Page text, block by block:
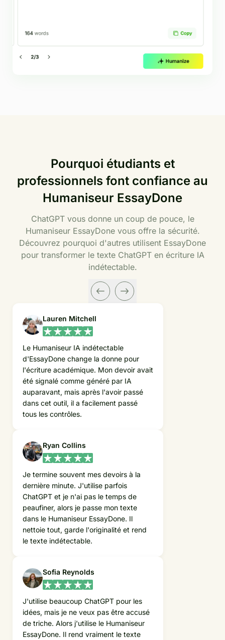
Pourquoi étudiants et
professionnels font confiance au
Humaniseur EssayDone
ChatGPT vous donne un coup de pouce, le
Humaniseur EssayDone vous offre la sécurité.
Découvrez pourquoi d'autres utilisent EssayDone
pour transformer le texte ChatGPT en écriture IA
indétectable.
Lauren Mitchell
Le Humaniseur IA indétectable
d'EssayDone change la donne pour
l'écriture académique. Mon devoir avait
été signalé comme généré par IA
auparavant, mais après l'avoir passé
dans cet outil, il a facilement passé
tous les contrôles.
Ryan Collins
Je termine souvent mes devoirs à la
dernière minute. J'utilise parfois
ChatGPT et je n'ai pas le temps de
peaufiner, alors je passe mon texte
dans le Humaniseur EssayDone. Il
nettoie tout, garde l'originalité et rend
le texte indétectable.
Sofia Reynolds
J'utilise beaucoup ChatGPT pour les
idées, mais je ne veux pas être accusé
de triche. Alors j'utilise le Humaniseur
EssayDone. Il rend vraiment le texte